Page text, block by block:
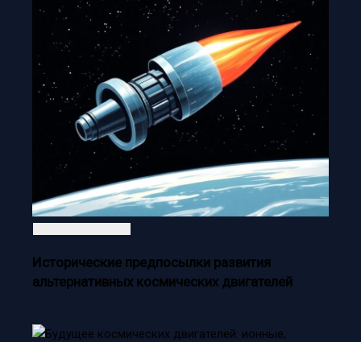
Исторические предпосылки развития
альтернативных космических двигателей